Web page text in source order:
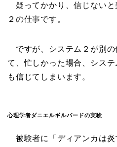
疑ってかかり、信じないと
２の仕事です。
ですが、システム２が別の
て、忙しかった場合、シス
も信じてしまいます。
心理学者ダニエルギルバードの実験
被験者に「ディアンカは炎